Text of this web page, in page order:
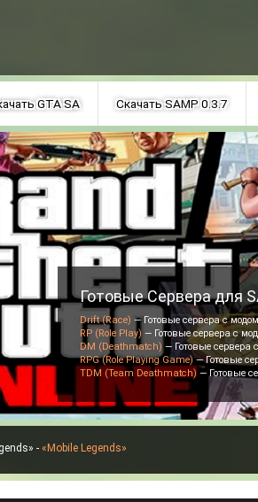
GTA SA Скачать SAMP 0.3.7
Готовые Сервера для
Drift (Race) — Готовые сервера с
RP (Role Play) — Готовые сервера с
DM (Deathmatch) — Готовые сервера
RPG (Role Playing Game)— Готовые
TDM (Team Deathmatch) — Готовые